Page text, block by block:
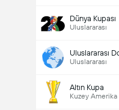
Dünya Kupası
Uluslararası
Uluslararası
Uluslararası
Altın Kupa
Kuzey Amerika